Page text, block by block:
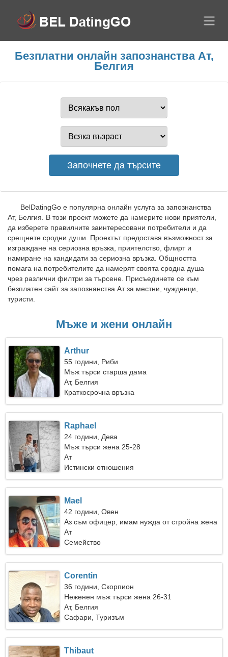
Безплатни онлайн запознанства Ат,
Белгия
BelDatingGo е популярна онлайн услуга за запознанства
Ат, Белгия. В този проект можете да намерите нови приятели,
да изберете правилните заинтересовани потребители и да
срещнете сродни души. Проектът предоставя възможност за
изграждане на сериозна връзка, приятелство, флирт и
намиране на кандидати за сериозна връзка. Общността
помага на потребителите да намерят своята сродна душа
чрез различни филтри за търсене. Присъединете се към
безплатен сайт за запознанства Ат за местни, чужденци,
туристи.
Мъже и жени онлайн
Arthur
55 години, Риби
Мъж търси старша дама
Ат, Белгия
Краткосрочна връзка
Raphael
24 години, Дева
Мъж търси жена 25-28
Ат
Истински отношения
Mael
42 години, Овен
Аз съм офицер, имам нужда от стройна жена
Ат
Семейство
Corentin
36 години, Скорпион
Неженен мъж търси жена 26-31
Ат, Белгия
Сафари, Туризъм
Thibaut